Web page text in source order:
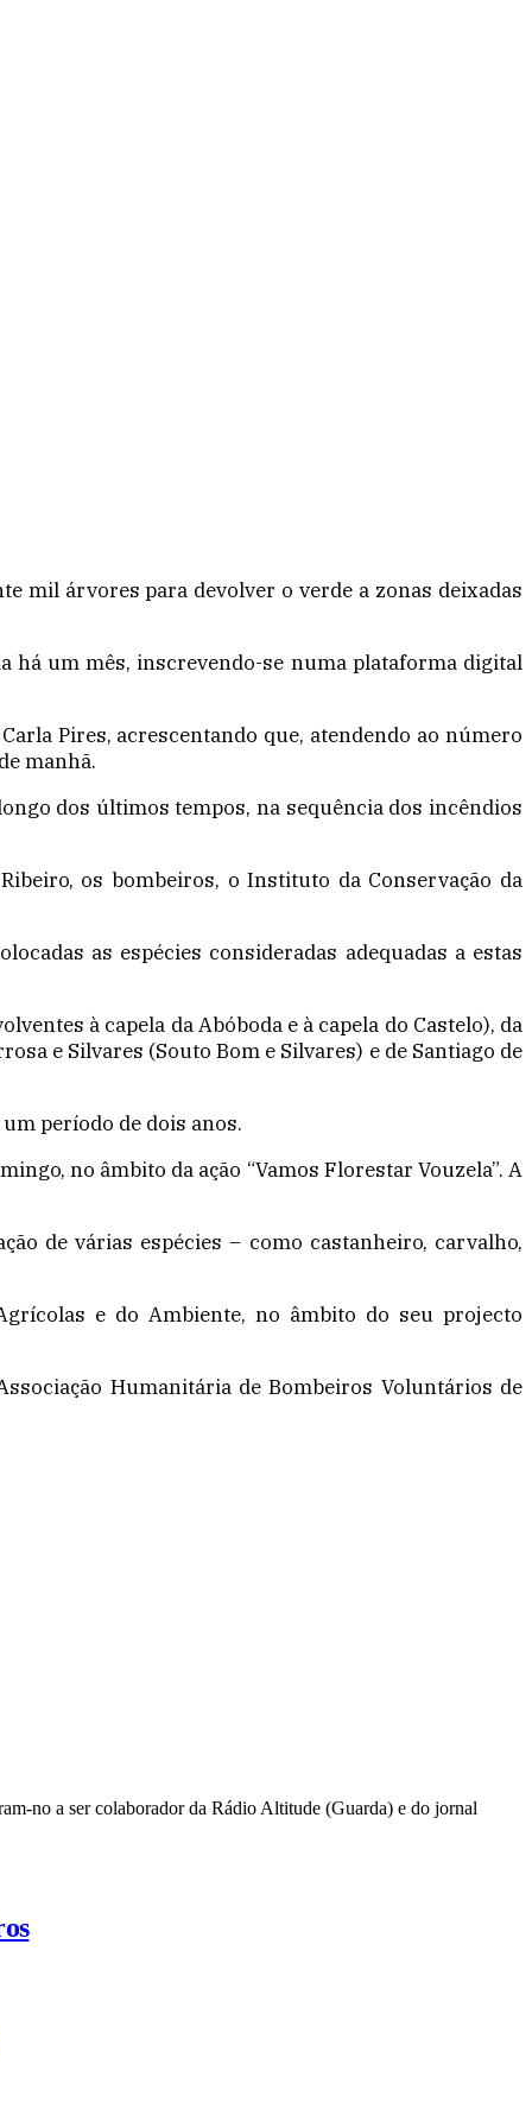
mil árvores para devolver o verde a zonas deixadas
há um mês, inscrevendo-se numa plataforma digital
Pires, acrescentando que, atendendo ao número
manhã.
dos últimos tempos, na sequência dos incêndios
os bombeiros, o Instituto da Conservação da
as espécies consideradas adequadas a estas
à capela da Abóboda e à capela do Castelo), da
e Silvares (Souto Bom e Silvares) e de Santiago de
período de dois anos.
no âmbito da ação “Vamos Florestar Vouzela”. A
de várias espécies – como castanheiro, carvalho,
e do Ambiente, no âmbito do seu projecto
Humanitária de Bombeiros Voluntários de
no a ser colaborador da Rádio Altitude (Guarda) e do jornal